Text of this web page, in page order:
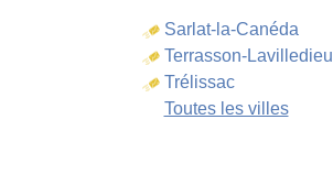
Sarlat-la-Canéda
Terrasson-Lavilledieu
Trélissac
Toutes les villes